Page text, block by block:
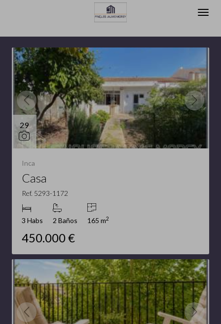
Inmuebles destacados
29
Inca
Casa
Ref. 5293-1172
3 Habs 2 Baños 165 m2
450.000 €